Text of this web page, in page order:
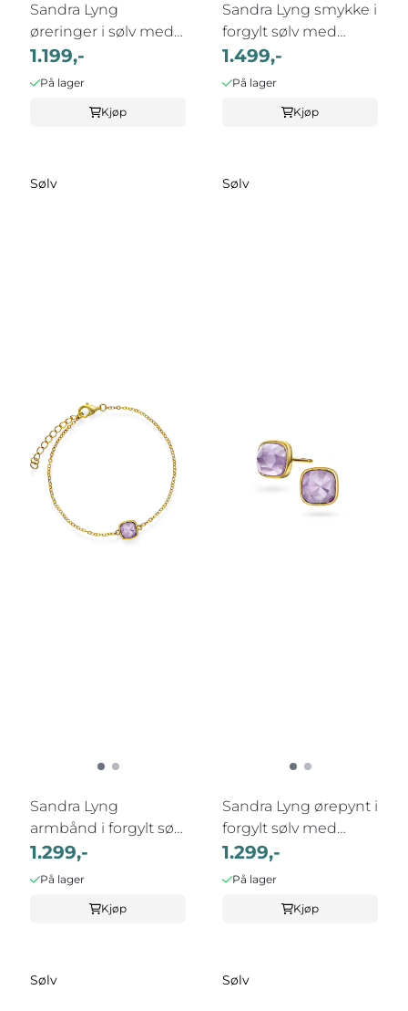
Sandra Lyng
øreringer i sølv med
rosa opal H:24 ...
1.199,-
På lager
Kjøp
Sandra Lyng smykke i
forgylt sølv med
ametyst RO, ...
1.499,-
På lager
Kjøp
Sølv
Sandra Lyng
armbånd i forgylt sølv
med ametyst RO
1.299,-
På lager
Kjøp
Sølv
Sandra Lyng ørepynt i
forgylt sølv med
ametyst, ...
1.299,-
På lager
Kjøp
Sølv Sølv